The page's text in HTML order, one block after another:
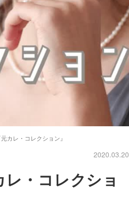
カレ・コレクション』
2020.03.20
・コレクショ